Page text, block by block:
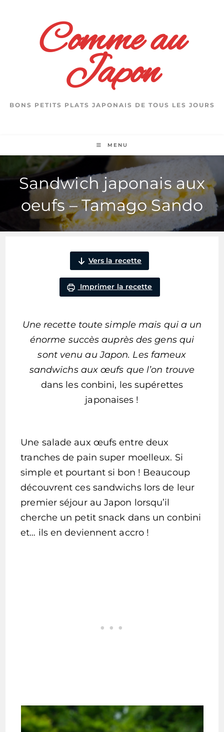
Comme au
Japon
BONS PETITS PLATS JAPONAIS DE TOUS LES JOURS
MENU
Sandwich japonais aux
oeufs – Tamago Sando
Vers la recette
Imprimer la recette
Une recette toute simple mais qui a un
énorme succès auprès des gens qui
sont venu au Japon. Les fameux
sandwichs aux œufs que l’on trouve
dans les conbini, les supérettes
japonaises !
Une salade aux œufs entre deux
tranches de pain super moelleux. Si
simple et pourtant si bon ! Beaucoup
découvrent ces sandwichs lors de leur
premier séjour au Japon lorsqu’il
cherche un petit snack dans un conbini
et… ils en deviennent accro !